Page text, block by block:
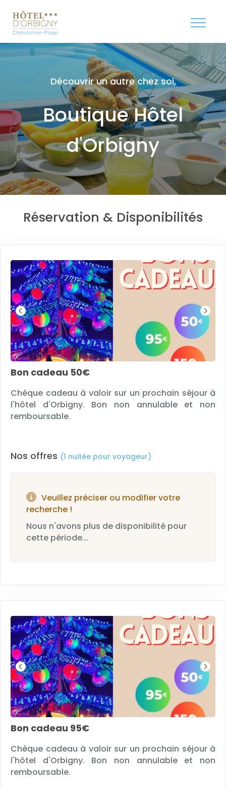
Découvrir un autre chez soi,
Boutique Hôtel
d'Orbigny
Réservation & Disponibilités
Bon cadeau 50€
Chèque cadeau à valoir sur un prochain séjour à
l'hôtel d'Orbigny. Bon non annulable et non
remboursable.
Nos offres (1 nuitée pour voyageur)
Veuillez préciser ou modifier votre
recherche !
Nous n'avons plus de disponibilité pour
cette période...
Bon cadeau 95€
Chèque cadeau à valoir sur un prochain séjour à
l'hôtel d'Orbigny. Bon non annulable et non
remboursable.